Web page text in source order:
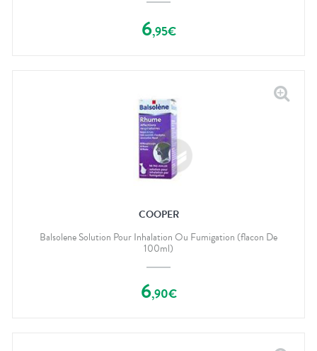
6,95€
COOPER
Balsolene Solution Pour Inhalation Ou Fumigation (flacon De
100ml)
6,90€